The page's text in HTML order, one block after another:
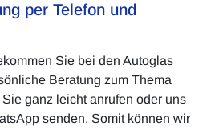
per Telefon und
Sie bei den Autoglas
Beratung zum Thema
ganz leicht anrufen oder uns
senden. Somit können wir